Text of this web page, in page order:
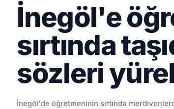
İnegöl'e
sırtında
sözleri
İnegöl'de öğretmeninin sırtında